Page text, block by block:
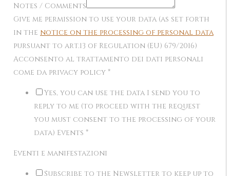
Notes / Comments
Give me permission to use your data (as set forth
in the notice on the processing of personal data
pursuant to art.13 of Regulation (EU) 679/2016)
Acconsento al trattamento dei dati personali
come da privacy policy *
Yes, you can use the data I send you to
reply to me (to proceed with the request
you must consent to the processing of your
data) Events *
Eventi e manifestazioni
Subscribe to the Newsletter to keep up to